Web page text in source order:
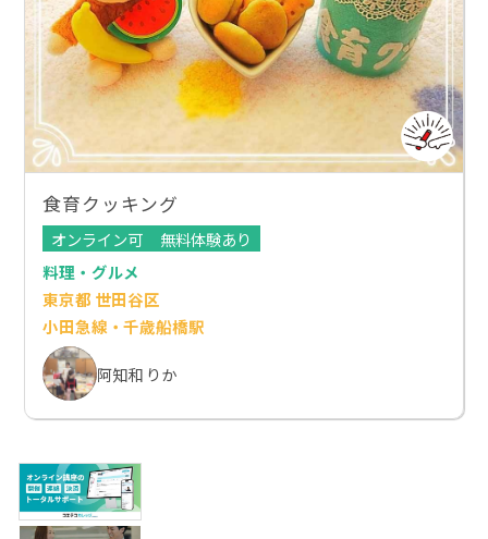
食育クッキング
オンライン可
無料体験あり
料理・グルメ
東京都 世田谷区
小田急線・千歳船橋駅
阿知和 りか